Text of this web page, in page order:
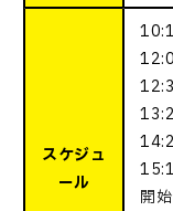
スケジュ
ール
開